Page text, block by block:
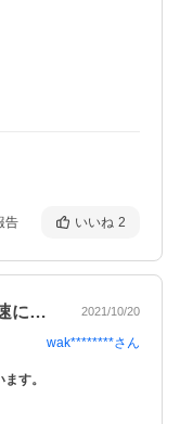
告 いいね 2
丁寧な梱包有難うございます。迅速に配送… 2021/10/20
wak********さん
す。